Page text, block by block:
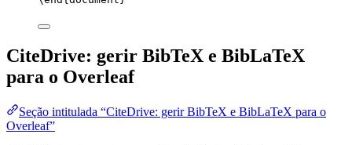
CiteDrive: gerir BibTeX e BibLaTeX
para o Overleaf
Seção intitulada “CiteDrive: gerir BibTeX e BibLaTeX para o
Overleaf”